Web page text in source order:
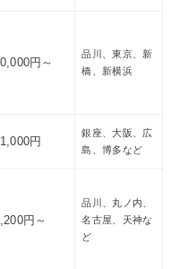
円～
品川、東京、新
橋 、新横浜
円
銀座、大阪、広
島、博多など
円～
品川、丸ノ内、
名古屋、天神な
ど